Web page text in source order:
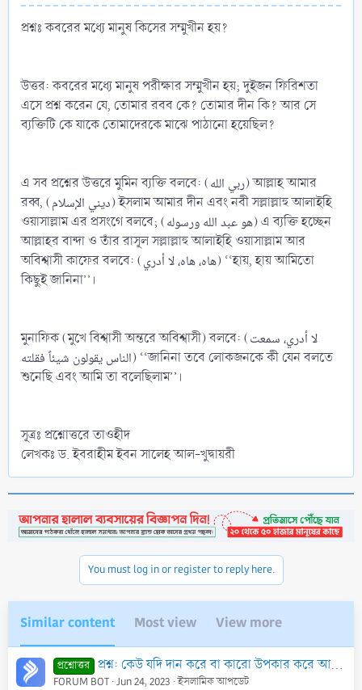
প্রশ্নঃ কবরের মধ্যে মানুষ কিসের সম্মুখীন হয়?
উত্তর: কবরের মধ্যে মানুষ পরীক্ষার সম্মুখীন হয়; দুইজন ফিরিশতা
এসে প্রশ্ন করেন যে, তোমার রবব কে? তোমার দীন কি? আর সে
ব্যক্তিটি কে যাকে তোমাদেরকে মাঝে পাঠানো হয়েছিল?
এ সব প্রশ্নের উত্তরে মুমিন ব্যক্তি বলবে: (ربي الله) আল্লাহ আমার
রব্ব, (ديني الإسلام) ইসলাম আমার দীন এবং নবী সল্লাল্লাহু আলাইহি
ওয়াসাল্লাম এর প্রসংগে বলবে; (هو عبد الله ورسوله) এ ব্যক্তি হচ্ছেন
আল্লাহর বান্দা ও তাঁর রাসূল সল্লাল্লাহু আলাইহি ওয়াসাল্লাম আর
অবিশ্বাসী কাফের বলবে: (هاه، هاه، لا أدري) ‘‘হায়, হায় আমিতো
কিছুই জানিনা’’।
মুনাফিক (মুখে বিশ্বাসী অন্তরে অবিশ্বাসী) বলবে: (لا أدري، سمعت
الناس يقولون شيئاً فقلته) ‘‘জানিনা তবে লোকজনকে কী যেন বলতে
শুনেছি এবং আমি তা বলেছিলাম’’।
সূত্রঃ প্রশ্নোত্তরে তাওহীদ
লেখকঃ ড. ইবরাহীম ইবন সালেহ আল-খুদ্বায়রী
You must log in or register to reply here.
Similar content Most view View more
প্রশ্নোত্তর প্রশ্ন: কেউ যদি দান করে বা কারো উপকার করে আর তার দানের কথা অন্য কেউ জেনে মানুষের কাছে বলে যে, অমুক ব্যক্তি মানুষকে অনেক দান করে…
FORUM BOT Jun 24, 2023 ইসলামিক আপডেট